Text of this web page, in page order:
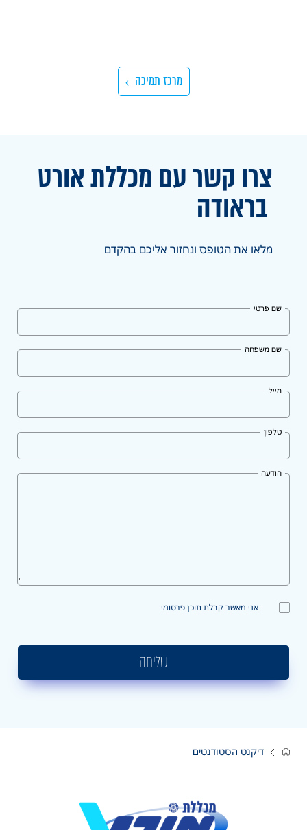
מרכז תמיכה
צרו קשר עם מכללת אורט
בראודה
מלאו את הטופס ונחזור אליכם בהקדם
שם פרטי
שם משפחה
מייל
טלפון
הודעה
אני מאשר קבלת תוכן פרסומי
שליחה
דיקנט הסטודנטים